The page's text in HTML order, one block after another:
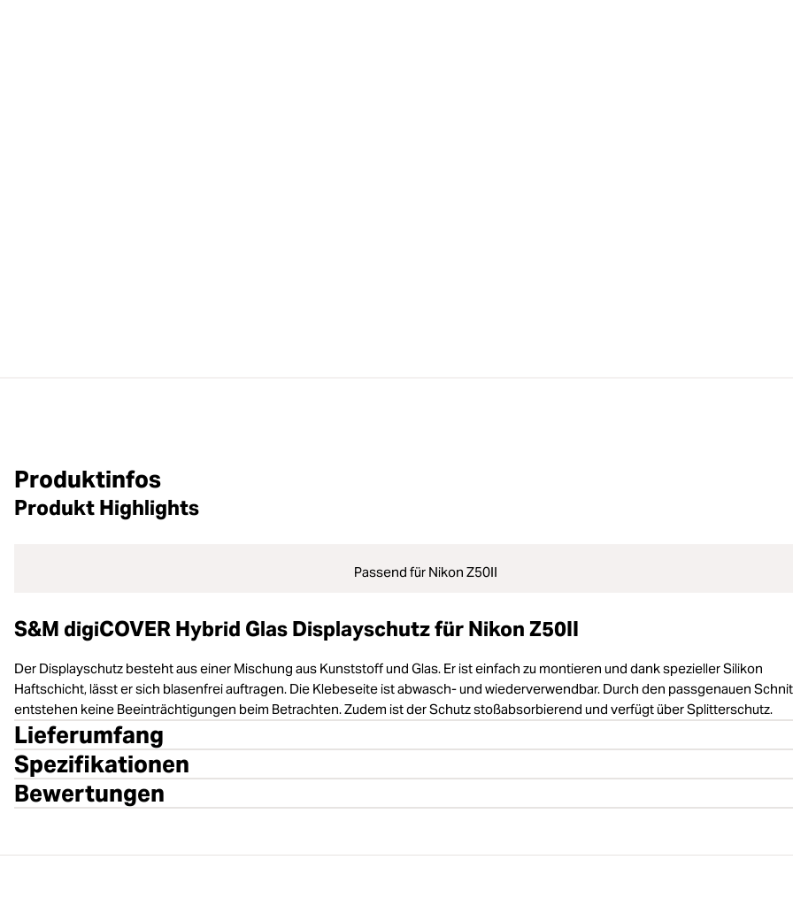
Produktinfos
Produkt Highlights
Passend für Nikon Z50II
S&M digiCOVER Hybrid Glas Displayschutz für Nikon Z50II
Der Displayschutz besteht aus einer Mischung aus Kunststoff und Glas. Er ist einfach zu montieren und dank spezieller Silikon
Haftschicht, lässt er sich blasenfrei auftragen. Die Klebeseite ist abwasch- und wiederverwendbar. Durch den passgenauen
entstehen keine Beeinträchtigungen beim Betrachten. Zudem ist der Schutz stoßabsorbierend und verfügt über Splitterschutz.
Lieferumfang
Spezifikationen
Bewertungen